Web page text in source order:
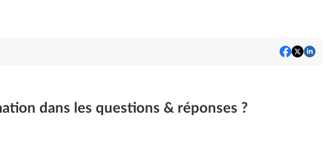
dans les questions & réponses ?